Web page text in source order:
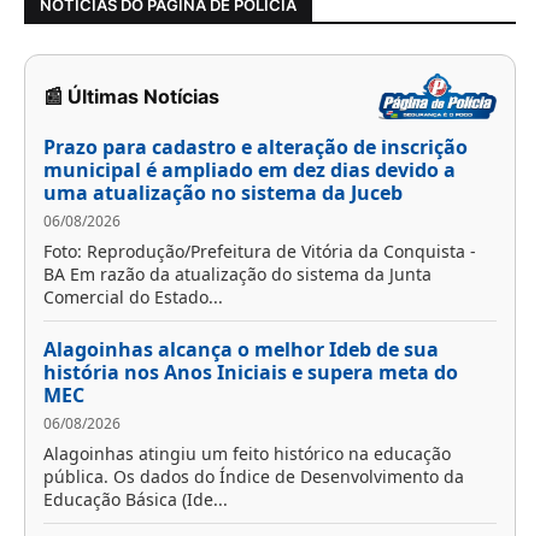
NOTÍCIAS DO PÁGINA DE POLÍCIA
📰 Últimas Notícias
Prazo para cadastro e alteração de inscrição
municipal é ampliado em dez dias devido a
uma atualização no sistema da Juceb
06/08/2026
Foto: Reprodução/Prefeitura de Vitória da Conquista -
BA Em razão da atualização do sistema da Junta
Comercial do Estado...
Alagoinhas alcança o melhor Ideb de sua
história nos Anos Iniciais e supera meta do
MEC
06/08/2026
Alagoinhas atingiu um feito histórico na educação
pública. Os dados do Índice de Desenvolvimento da
Educação Básica (Ide...